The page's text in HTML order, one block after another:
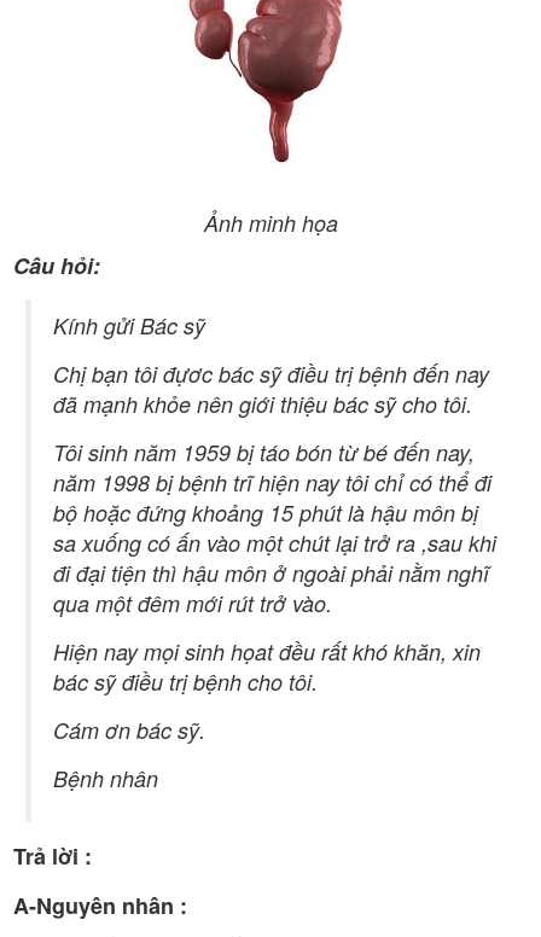
Ảnh minh họa
Câu hỏi:
Kính gửi Bác sỹ
Chị bạn tôi đựơc bác sỹ điều trị bệnh đến nay
đã mạnh khỏe nên giới thiệu bác sỹ cho tôi.
Tôi sinh năm 1959 bị táo bón từ bé đến nay,
năm 1998 bị bệnh trĩ hiện nay tôi chỉ có thể đi
bộ hoặc đứng khoảng 15 phút là hậu môn bị
sa xuống có ấn vào một chút lại trở ra ,sau khi
đi đại tiện thì hậu môn ở ngoài phải nằm nghĩ
qua một đêm mới rút trở vào.
Hiện nay mọi sinh họat đều rất khó khăn, xin
bác sỹ điều trị bệnh cho tôi.
Cám ơn bác sỹ.
Bệnh nhân
Trả lời :
A-Nguyên nhân :